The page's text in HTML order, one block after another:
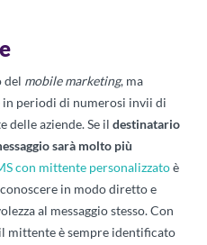
del mobile marketing, ma
periodi di numerosi invii di
delle aziende. Se il destinatario
sarà molto più
con mittente personalizzatoè
in modo diretto e
al messaggio stesso. Con
il mittente è sempre identificato